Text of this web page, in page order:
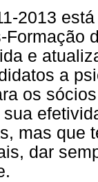
2013
Formação
e
a
os
mas que
dar